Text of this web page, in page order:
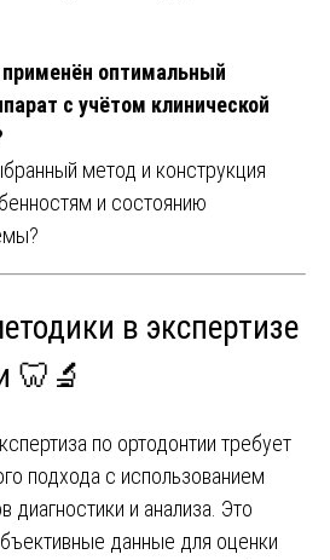
оптимальный
с учётом клинической
метод и конструкция
и состоянию
в экспертизе
🦷🔬
по ортодонтии требует
подхода с использованием
и анализа. Это
данные для оценки